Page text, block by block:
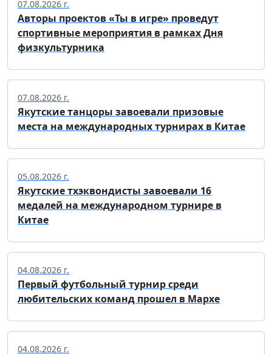
07.08.2026 г.
Авторы проектов «Ты в игре» проведут
спортивные мероприятия в рамках Дня
физкультурника
07.08.2026 г.
Якутские танцоры завоевали призовые
места на международных турнирах в Китае
05.08.2026 г.
Якутские тхэквондисты завоевали 16
медалей на международном турнире в
Китае
04.08.2026 г.
Первый футбольный турнир среди
любительских команд прошел в Мархе
04.08.2026 г.